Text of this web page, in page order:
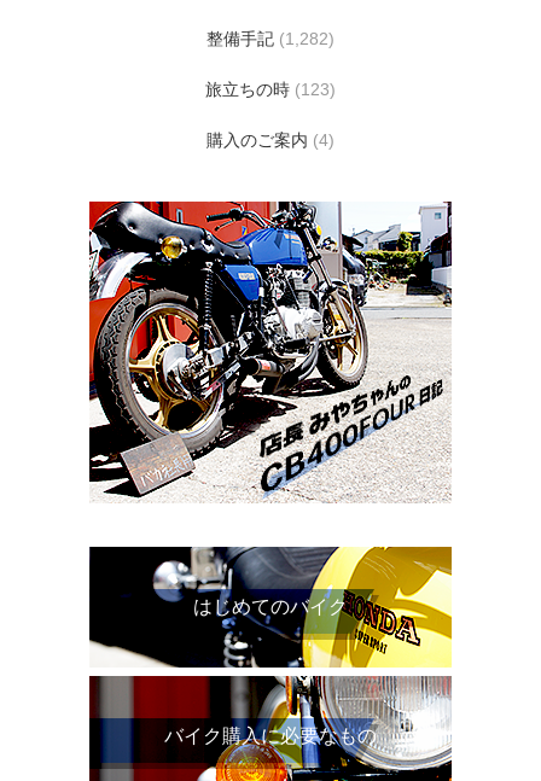
整備手記 (1,282)
旅立ちの時 (123)
購入のご案内 (4)
はじめてのバイク
バイク購入に必要なもの